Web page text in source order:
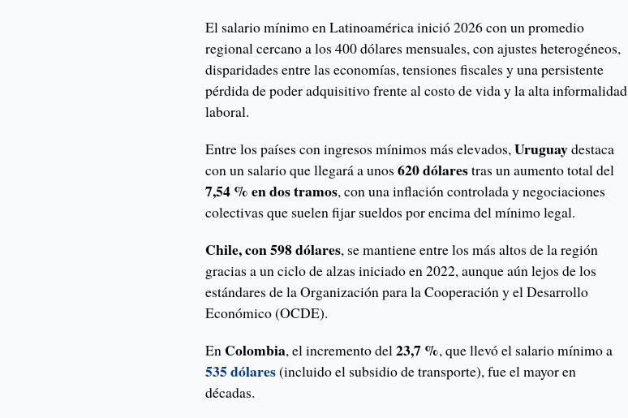
El salario mínimo en Latinoamérica inició 2026 con un promedio
regional cercano a los 400 dólares mensuales, con ajustes heterogéneos,
disparidades entre las economías, tensiones fiscales y una persistente
pérdida de poder adquisitivo frente al costo de vida y la alta informalidad
laboral.
Entre los países con ingresos mínimos más elevados,Uruguaydestaca
con un salario que llegará a unos620 dólarestras un aumento total del
7,54 % en dos tramos, con una inflación controlada y negociaciones
colectivas que suelen fijar sueldos por encima del mínimo legal.
Chile, con 598 dólares, se mantiene entre los más altos de la región
gracias a un ciclo de alzas iniciado en 2022, aunque aún lejos de los
estándares de la Organización para la Cooperación y el Desarrollo
Económico (OCDE).
En Colombia, el incremento del23,7 %, que llevó el salario mínimo a
535 dólares(incluido el subsidio de transporte), fue el mayor en
décadas.